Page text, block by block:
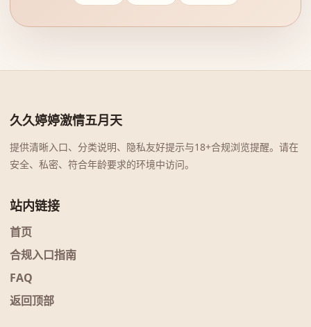
久久婷婷激情五月天
提供清晰入口、分类说明、隐私友好提示与18+合规浏览提醒。请在
安全、私密、符合年龄要求的环境中访问。
站内链接
首页
合规入口指南
FAQ
返回顶部